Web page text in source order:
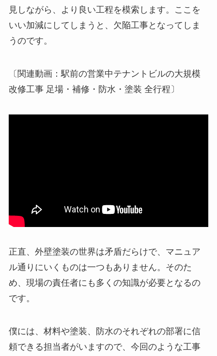
見しながら、より良い工程を模索します。ここを
いい加減にしてしまうと、欠陥工事となってしま
うのです。
〔関連動画：駅前の営業中テナントビルの大規模
改修工事 足場・補修・防水・塗装 全行程〕
正直、外壁塗装の世界は矛盾だらけで、マニュア
ル通りにいくものは一つもありません。そのた
め、現場の責任者にも多くの知識が必要となるの
です。
僕には、材料や塗装、防水のそれぞれの部署に信
頼できる担当者がいますので、今回のような工事